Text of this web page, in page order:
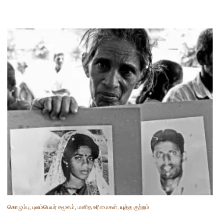
கொழும்பு, புலம்பெயர் சமூகம், மனித உரிமைகள், யுத்த குற்றம்